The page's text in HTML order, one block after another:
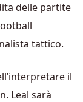
delle partite
tattico.
il
Leal sarà